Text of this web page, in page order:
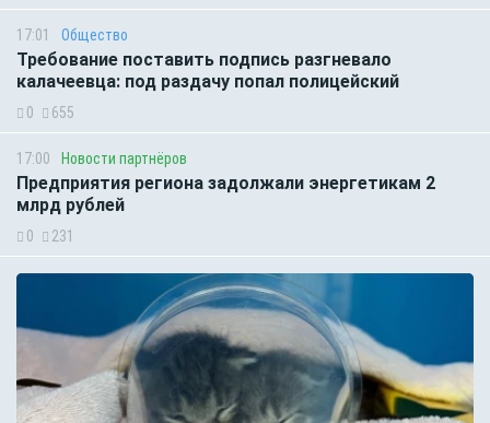
17:01 Общество
Требование поставить подпись разгневало
калачеевца: под раздачу попал полицейский
0 655
17:00 Новости партнёров
Предприятия региона задолжали энергетикам 2
млрд рублей
0 231